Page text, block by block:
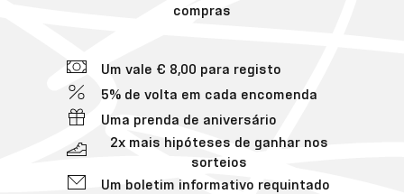
compras
Um vale € 8,00 para registo
5% de volta em cada encomenda
Uma prenda de aniversário
2x mais hipóteses de ganhar nos
sorteios
Um boletim informativo requintado